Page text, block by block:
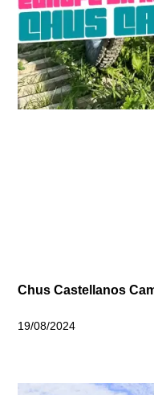
Chus Castellanos
19/08/2024